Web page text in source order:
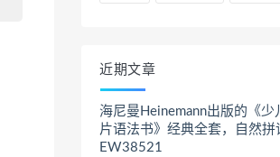
近期文章
海尼曼Heinemann出版的《少
片语法书》经典全套，自然拼
EW38521